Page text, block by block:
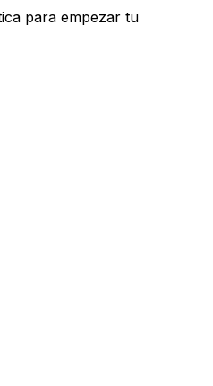
para empezar tu